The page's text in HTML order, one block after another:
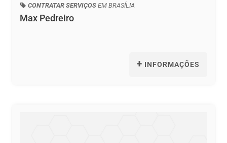
CONTRATAR SERVIÇOS EM BRASÍLIA
Max Pedreiro
+ INFORMAÇÕES